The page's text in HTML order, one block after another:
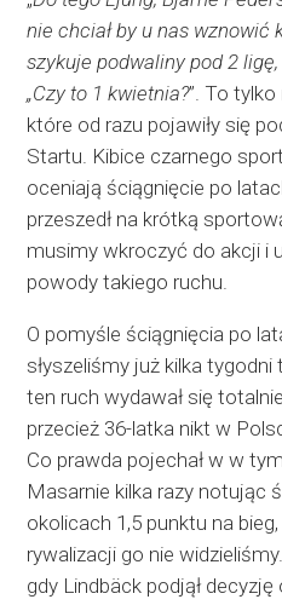
nie chciał by u nas wznowić
szykuje podwaliny pod 2 ligę,
„Czy to 1 kwietnia?”. To
które od razu pojawiły się
Startu. Kibice czarnego
oceniają ściągnięcie po
przeszedł na krótką
musimy wkroczyć do akcji i
powody takiego ruchu.
O pomyśle ściągnięcia po
słyszeliśmy już kilka
ten ruch wydawał się
przecież 36-latka nikt w
Co prawda pojechał w w
Masarnie kilka razy notując
okolicach 1,5 punktu na
rywalizacji go nie
gdy Lindbäck podjął